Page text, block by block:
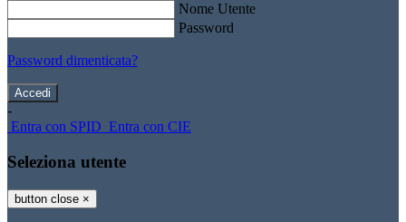
Nome Utente
Password
Password dimenticata?
-
Entra con SPID Entra con CIE
Seleziona utente
button close ×